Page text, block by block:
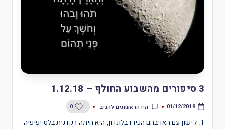
3 סיפורים מהשבוע החולף – 1.12.18
01/12/2018 היו הראשונים להגיב 0
1. לישון עם האויבהם הכירו בלונדון, היא היתה רקדנית בלט יפיפיה